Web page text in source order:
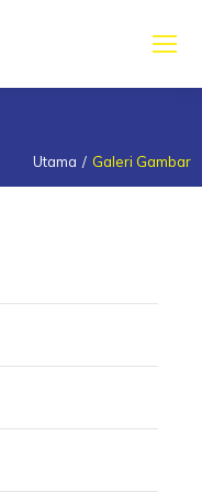
Utama Galeri Gambar